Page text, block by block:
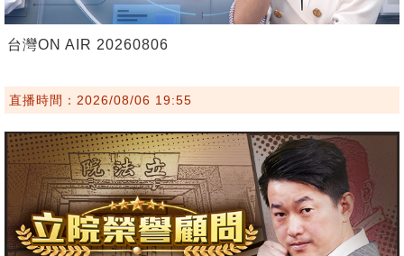
台灣ON AIR 20260806
直播時間：2026/08/06 19:55